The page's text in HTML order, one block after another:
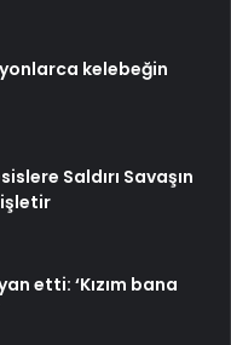
kelebeğin
Saldırı Savaşın
etti: ‘Kızım bana